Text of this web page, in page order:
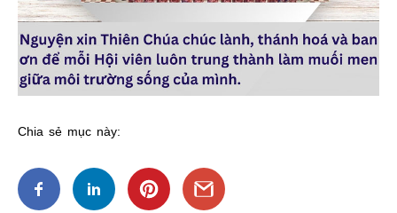
Chia sẻ mục này: